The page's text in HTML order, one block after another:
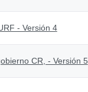
- Versión 4
CR, - Versión 5